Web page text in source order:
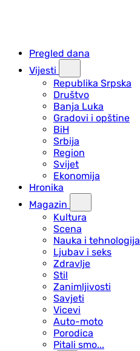
Pregled dana
Vijesti
Republika Srpska
Društvo
Banja Luka
Gradovi i opštine
BiH
Srbija
Region
Svijet
Ekonomija
Hronika
Magazin
Kultura
Scena
Nauka i tehnologija
Ljubav i seks
Zdravlje
Stil
Zanimljivosti
Savjeti
Vicevi
Auto-moto
Porodica
Pitali smo...